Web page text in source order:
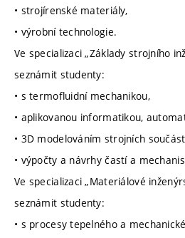
• strojírenské materiály,
• výrobní technologie.
Ve specializaci „Základy strojního
seznámit studenty:
• s termofluidní mechanikou,
• aplikovanou informatikou,
• 3D modelováním strojních
• výpočty a návrhy častí a
Ve specializaci „Materiálové
seznámit studenty:
• s procesy tepelného a